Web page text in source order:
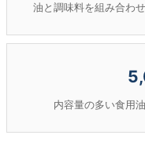
油と調味料を組み合わ
内容量の多い食用